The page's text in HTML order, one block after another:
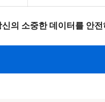
의 소중한 데이터를 안